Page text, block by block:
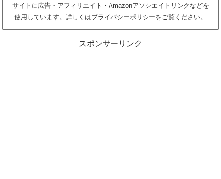
サイトに広告・アフィリエイト・Amazonアソシエイトリンクなどを
使用しています。詳しくはプライバシーポリシーをご覧ください。
スポンサーリンク